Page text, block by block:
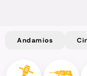
Andamios